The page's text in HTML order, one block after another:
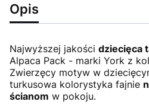
Opis
Najwyższej jakości dziecięca
Alpaca Pack - marki York z
Zwierzęcy motyw w
turkusowa kolorystyka fajnie
ścianom w pokoju.